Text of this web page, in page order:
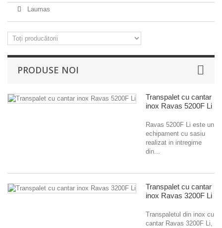
Laumas
PRODUSE NOI
Transpalet cu cantar
inox Ravas 5200F Li
Ravas 5200F Li este un
echipament cu sasiu
realizat in intregime
din...
Transpalet cu cantar
inox Ravas 3200F Li
Transpaletul din inox cu
cantar Ravas 3200F Li,